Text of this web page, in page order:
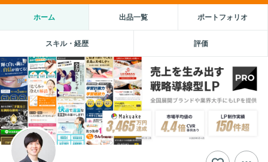
ホーム 出品一覧 ポートフォリオ
スキル・経歴 評価